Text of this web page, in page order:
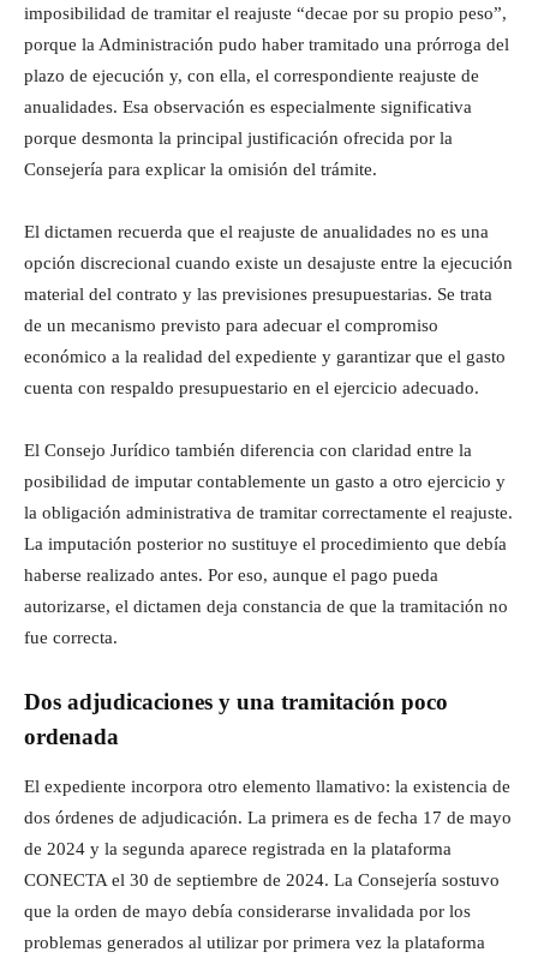
imposibilidad de tramitar el reajuste “decae por su propio peso”,
porque la Administración pudo haber tramitado una prórroga del
plazo de ejecución y, con ella, el correspondiente reajuste de
anualidades. Esa observación es especialmente significativa
porque desmonta la principal justificación ofrecida por la
Consejería para explicar la omisión del trámite.
El dictamen recuerda que el reajuste de anualidades no es una
opción discrecional cuando existe un desajuste entre la ejecución
material del contrato y las previsiones presupuestarias. Se trata
de un mecanismo previsto para adecuar el compromiso
económico a la realidad del expediente y garantizar que el gasto
cuenta con respaldo presupuestario en el ejercicio adecuado.
El Consejo Jurídico también diferencia con claridad entre la
posibilidad de imputar contablemente un gasto a otro ejercicio y
la obligación administrativa de tramitar correctamente el reajuste.
La imputación posterior no sustituye el procedimiento que debía
haberse realizado antes. Por eso, aunque el pago pueda
autorizarse, el dictamen deja constancia de que la tramitación no
fue correcta.
Dos adjudicaciones y una tramitación poco
ordenada
El expediente incorpora otro elemento llamativo: la existencia de
dos órdenes de adjudicación. La primera es de fecha 17 de mayo
de 2024 y la segunda aparece registrada en la plataforma
CONECTA el 30 de septiembre de 2024. La Consejería sostuvo
que la orden de mayo debía considerarse invalidada por los
problemas generados al utilizar por primera vez la plataforma